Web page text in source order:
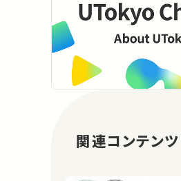
関連コンテンツ